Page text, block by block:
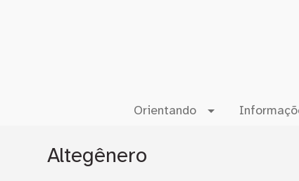
Orientando
Altegênero